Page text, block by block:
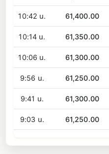
10:42 น. 61,400.00
10:14 น. 61,350.00
10:06 น. 61,300.00
9:56 น. 61,250.00
9:41 น. 61,300.00
9:03 น. 61,250.00